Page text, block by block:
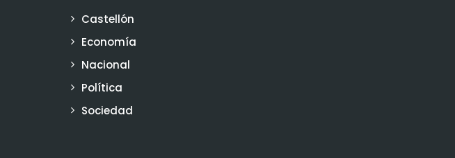
Castellón
Economía
Nacional
Política
Sociedad